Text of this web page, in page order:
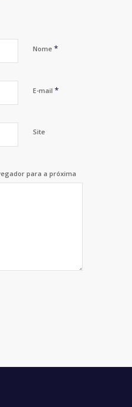
Nome *
E-mail *
Site
para a próxima